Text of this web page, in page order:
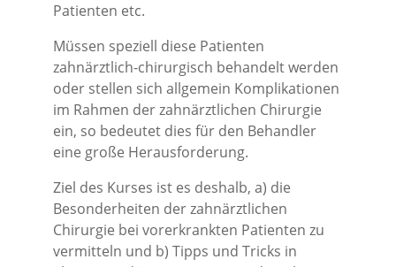
Patienten etc.
Müssen speziell diese Patienten
zahnärztlich-chirurgisch behandelt werden
oder stellen sich allgemein Komplikationen
im Rahmen der zahnärztlichen Chirurgie
ein, so bedeutet dies für den Behandler
eine große Herausforderung.
Ziel des Kurses ist es deshalb, a) die
Besonderheiten der zahnärztlichen
Chirurgie bei vorerkrankten Patienten zu
vermitteln und b) Tipps und Tricks in